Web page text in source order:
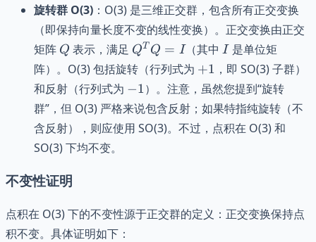
\mathbf{b}
旋转群 O(3) ：O(3) 是三维正交群，包含所有正交变换
（即保持向量长度不变的线性变换）。正交变换由正交
矩阵 Q
Q 表示，满足 Q^T
Q =
I
QT Q = I（其中I
I是单位矩
阵）。O(3) 包括旋转（行列式为 +1
+1 ，即 SO(3) 子群）
和反射（行列式为 -1
−1）。注意，虽然您提到“旋转
群”，但 O(3) 严格来说包含反射；如果特指纯旋转（不
含反射），则应使用 SO(3)。不过，点积在 O(3) 和
SO(3) 下均不变。
不变性证明
点积在 O(3) 下的不变性源于正交群的定义：正交变换保持点
积不变。具体证明如下：